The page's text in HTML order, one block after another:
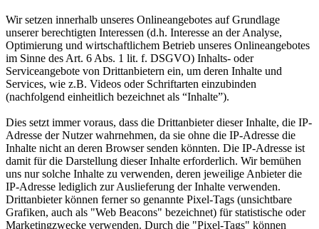
Wir setzen innerhalb unseres Onlineangebotes auf Grundlage
unserer berechtigten Interessen (d.h. Interesse an der Analyse,
Optimierung und wirtschaftlichem Betrieb unseres Onlineangebotes
im Sinne des Art. 6 Abs. 1 lit. f. DSGVO) Inhalts- oder
Serviceangebote von Drittanbietern ein, um deren Inhalte und
Services, wie z.B. Videos oder Schriftarten einzubinden
(nachfolgend einheitlich bezeichnet als “Inhalte”).
Dies setzt immer voraus, dass die Drittanbieter dieser Inhalte, die IP-
Adresse der Nutzer wahrnehmen, da sie ohne die IP-Adresse die
Inhalte nicht an deren Browser senden könnten. Die IP-Adresse ist
damit für die Darstellung dieser Inhalte erforderlich. Wir bemühen
uns nur solche Inhalte zu verwenden, deren jeweilige Anbieter die
IP-Adresse lediglich zur Auslieferung der Inhalte verwenden.
Drittanbieter können ferner so genannte Pixel-Tags (unsichtbare
Grafiken, auch als "Web Beacons" bezeichnet) für statistische oder
Marketingzwecke verwenden. Durch die "Pixel-Tags" können